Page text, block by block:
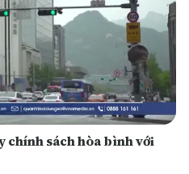
chính sách hòa bình với